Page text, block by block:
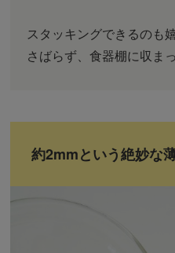
スタッキングできるのも
さばらず、食器棚に収ま
約2mmという絶妙な